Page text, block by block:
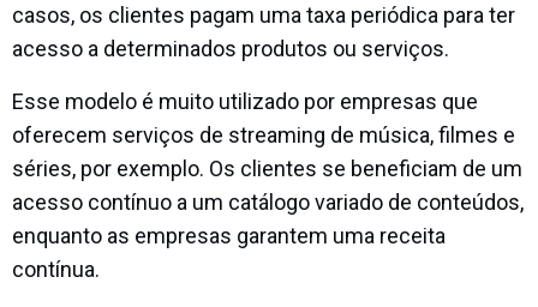
casos, os clientes pagam uma taxa periódica para ter
acesso a determinados produtos ou serviços.
Esse modelo é muito utilizado por empresas que
oferecem serviços de streaming de música, filmes e
séries, por exemplo. Os clientes se beneficiam de um
acesso contínuo a um catálogo variado de conteúdos,
enquanto as empresas garantem uma receita
contínua.